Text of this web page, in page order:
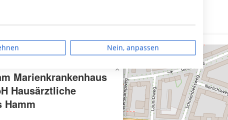
Marienkrankenhaus
Hausärztliche
Hamm
×
Werbung
Nein, anpassen